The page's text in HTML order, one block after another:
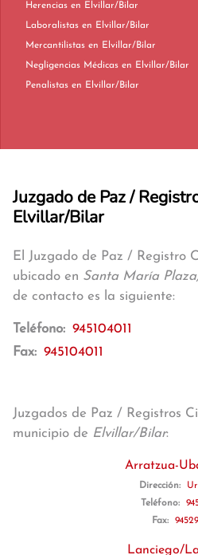
Herencias en Elvillar/Bilar
Laboralistas en Elvillar/Bilar
Mercantilistas en Elvillar/Bilar
Negligencias Médicas en Elvillar/Bilar
Penalistas en Elvillar/Bilar
Juzgado de Paz /
Elvillar/Bilar
El Juzgado de Paz / Registro
ubicado en Santa María
de contacto es la siguiente:
Teléfono: 945104011
Fax: 945104011
Juzgados de Paz / Registros
municipio de Elvillar/Bilar:
Arratzua-
Dirección:
Teléfono:
Fax:
Lanciego/